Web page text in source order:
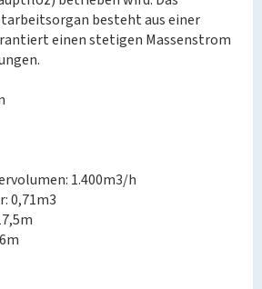
besteht aus einer
einen stetigen Massenstrom
1.400m3/h
0,71m3